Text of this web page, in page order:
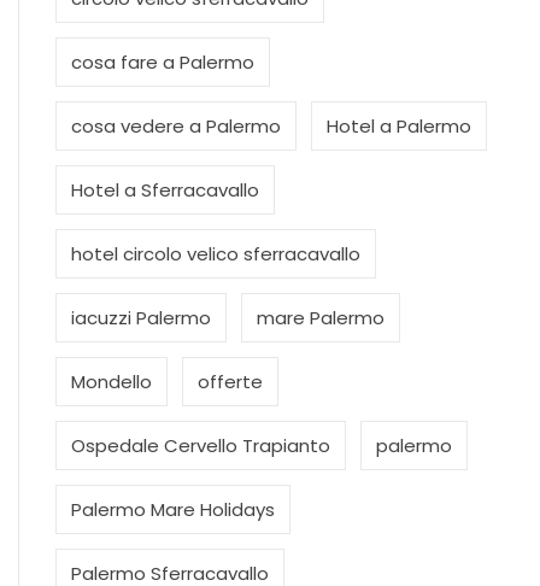
cosa fare a Palermo
cosa vedere a Palermo Hotel a Palermo
Hotel a Sferracavallo
hotel circolo velico sferracavallo
iacuzzi Palermo mare Palermo
Mondello offerte
Ospedale Cervello Trapianto palermo
Palermo Mare Holidays
Palermo Sferracavallo